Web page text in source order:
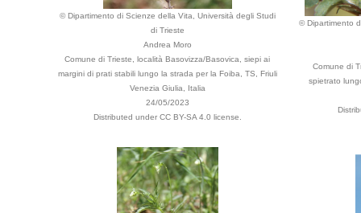
© Dipartimento di Scienze della Vita, Università degli Studi
di Trieste
Andrea Moro
Comune di Trieste, località Basovizza/Basovica, siepi ai
margini di prati stabili lungo la strada per la Foiba, TS, Friuli
Venezia Giulia, Italia
24/05/2023
Distributed under CC BY-SA 4.0 license.
© Dipartimento
Comune di
spietrato